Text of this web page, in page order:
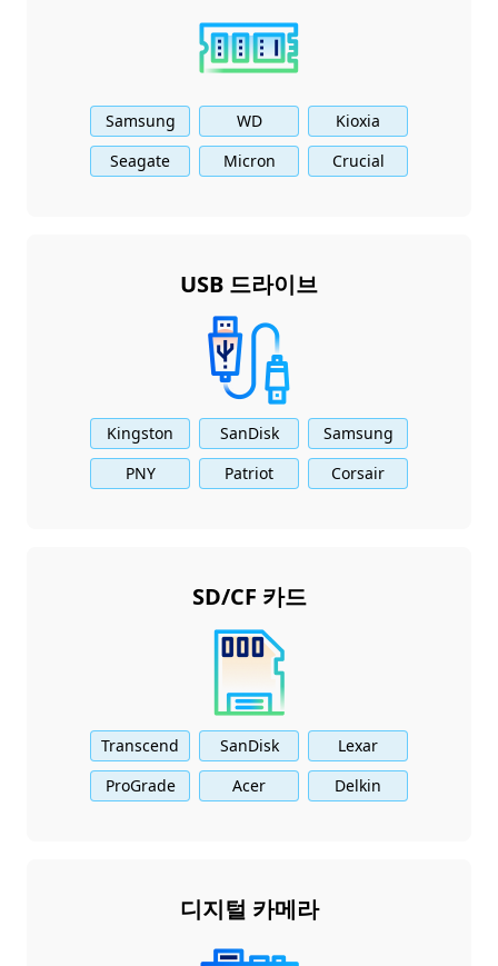
Samsung WD
Kioxia
Seagate
Micron Crucial
USB 드라이브
Kingston SanDisk
Samsung
PNY
Patriot Corsair
SD/CF 카드
Transcend SanDisk
Lexar
ProGrade
Acer Delkin
디지털 카메라